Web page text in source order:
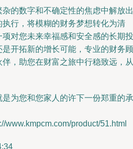
的数字和不确定性的焦虑中解放出
行，将模糊的财务梦想转化为清
对您未来幸福感和安全感的长期投
开拓新的增长可能，专业的财务顾
，助您在财富之旅中行稳致远，从
为您和您家人的许下一份郑重的承
www.kmpcm.com/product/51.html